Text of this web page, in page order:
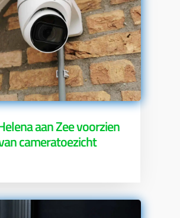
aan Zee voorzien
cameratoezicht